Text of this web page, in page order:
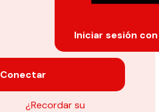
Iniciar sesión
Conectar
¿Recordar su